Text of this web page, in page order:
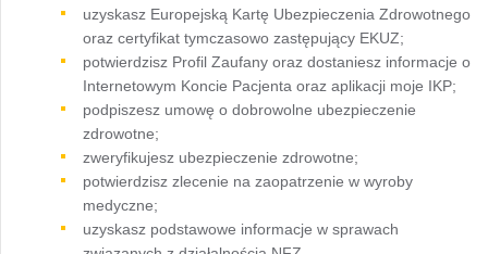
uzyskasz Europejską Kartę Ubezpieczenia Zdrowotnego
oraz certyfikat tymczasowo zastępujący EKUZ;
potwierdzisz Profil Zaufany oraz dostaniesz informacje o
Internetowym Koncie Pacjenta oraz aplikacji moje IKP;
podpiszesz umowę o dobrowolne ubezpieczenie
zdrowotne;
zweryfikujesz ubezpieczenie zdrowotne;
potwierdzisz zlecenie na zaopatrzenie w wyroby
medyczne;
uzyskasz podstawowe informacje w sprawach